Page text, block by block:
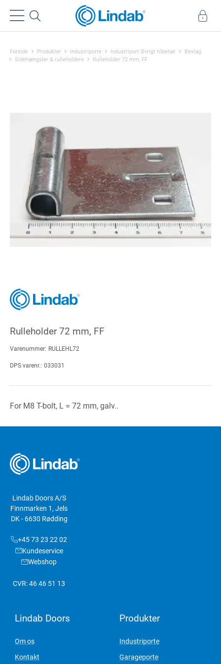
Forside Produkter Industriporte Industriport Øvrigt tilbehør
Beslag
Sidehængsler & rulleholdere
Rulleholder 72 mm, FF
Rulleholder 72 mm, FF
Varenummer: RULLEHL72
DPS varenr.: 033031
For M8 T-bolt, L = 72 mm, galv..
Lindab Doors A/S
Finnmarken 1, Jels
DK - 6630 Rødding
+45 73 23 22 02
Kundeservice
Webshop
CVR: 46 46 51 13
Lindab Doors
Om os
Kontakt
Produkter
Industriporte
Garageporte